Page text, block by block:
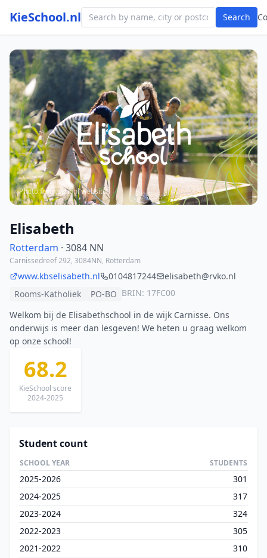
KieSchool.nl Search
Photo from school website
Elisabeth
Rotterdam · 3084 NN
Carnissedreef 292, 3084NN, Rotterdam
www.kbselisabeth.nl 0104817244
elisabeth@rvko.nl
Rooms-Katholiek
PO-BO BRIN: 17FC00
Welkom bij de Elisabethschool in de wijk Carnisse. Ons
onderwijs is meer dan lesgeven! We heten u graag welkom
op onze school!
68.2
KieSchool score
2024-2025
Student count
SCHOOL YEAR STUDENTS
2025-2026
301
2024-2025
317
2023-2024
324
2022-2023
305
2021-2022
310